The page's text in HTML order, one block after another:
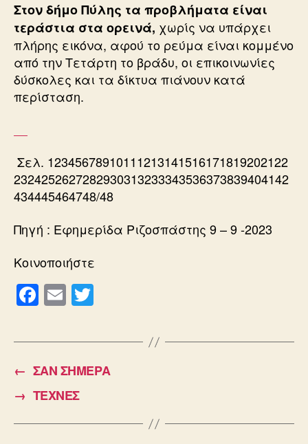
Στον δήμο Πύλης τα προβλήματα είναι
τεράστια στα ορεινά, χωρίς να υπάρχει
πλήρης εικόνα, αφού το ρεύμα είναι κομμένο
από την Τετάρτη το βράδυ, οι επικοινωνίες
δύσκολες και τα δίκτυα πιάνουν κατά
περίσταση.
Σελ. 12345678910111213141516171819202122
2324252627282930313233343536373839404142
434445464748/48
Πηγή : Εφημερίδα Ριζοσπάστης 9 – 9 -2023
Κοινοποιήστε
F
c
e
b
o
o
E
ailtt
er
← ΣΑΝ ΣΗΜΕΡΑ
→ ΤΕΧΝΕΣ